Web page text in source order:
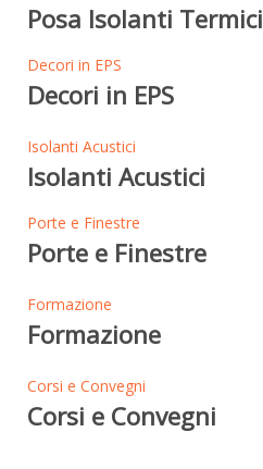
Posa Isolanti Termici
Decori in EPS
Decori in EPS
Isolanti Acustici
Isolanti Acustici
Porte e Finestre
Porte e Finestre
Formazione
Formazione
Corsi e Convegni
Corsi e Convegni